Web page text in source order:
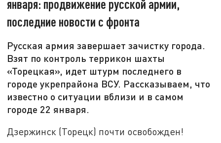
января: продвижение русской армии,
последние новости с фронта
Русская армия завершает зачистку города.
Взят по контроль террикон шахты
«Торецкая», идет штурм последнего в
городе укрепрайона ВСУ. Рассказываем, что
известно о ситуации вблизи и в самом
городе 22 января.
Дзержинск (Торецк) почти освобожден!